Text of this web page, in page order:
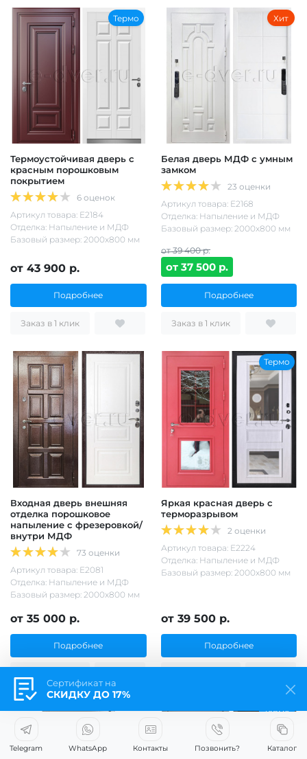
Термо
Термоустойчивая дверь с
красным порошковым
покрытием
6 оценок
Артикул товара: Е2184
Отделка: Напыление и МДФ
Базовый размер: 2000х800 мм
от 43 900 р.
Подробнее
Заказ в 1 клик
Хит
Белая дверь МДФ с умным
замком
23 оценки
Артикул товара: Е2168
Отделка: Напыление и МДФ
Базовый размер: 2000х800 мм
от 39 400 р.
от 37 500 р.
Подробнее
Заказ в 1 клик
Входная дверь внешняя
отделка порошковое
напыление с фрезеровкой/
внутри МДФ
73 оценки
Артикул товара: Е2081
Отделка: Напыление и МДФ
Базовый размер: 2000х800 мм
от 35 000 р.
Подробнее
Термо
Яркая красная дверь с
терморазрывом
2 оценки
Артикул товара: Е2224
Отделка: Напыление и МДФ
Базовый размер: 2000х800 мм
от 39 500 р.
Подробнее
Термо
Сертификат на
СКИДКУ ДО 17%
Telegram WhatsApp Контакты Позвонить? Каталог